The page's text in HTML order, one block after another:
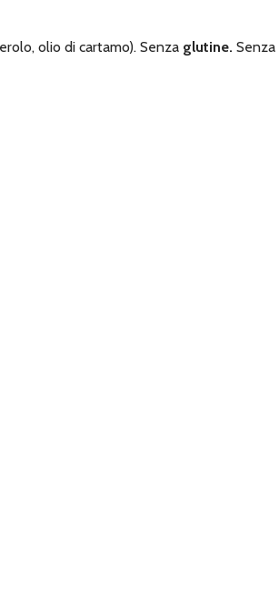
olio di cartamo). Senza glutine. Senza